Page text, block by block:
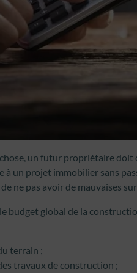
un futur propriétaire doit
à un projet immobilier sans
ne pas avoir de mauvaises
budget global de la
terrain ;
travaux de construction ;